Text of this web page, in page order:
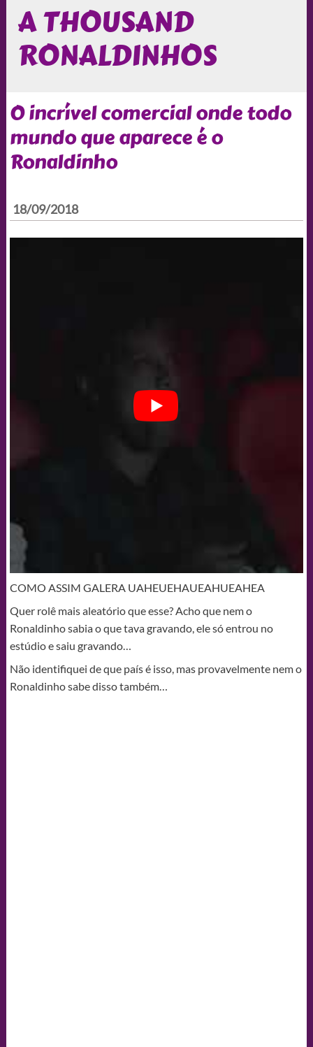
A THOUSAND
RONALDINHOS
O incrível comercial onde todo
mundo que aparece é o
Ronaldinho
18/09/2018
COMO ASSIM GALERA UAHEUEHAUEAHUEAHEA
Quer rolê mais aleatório que esse? Acho que nem o
Ronaldinho sabia o que tava gravando, ele só entrou no
estúdio e saiu gravando…
Não identifiquei de que país é isso, mas provavelmente nem o
Ronaldinho sabe disso também…